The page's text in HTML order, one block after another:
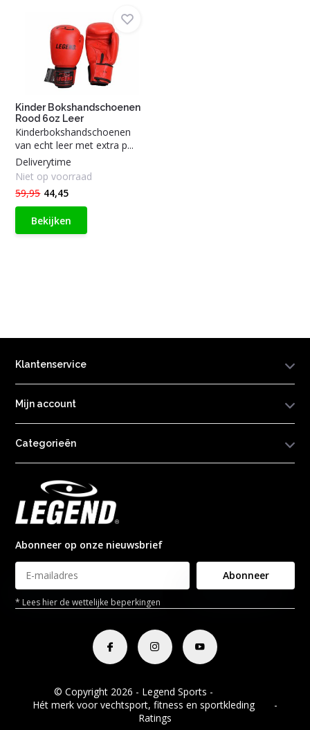
Kinder Bokshandschoenen
Rood 6oz Leer
Kinderbokshandschoenen
van echt leer met extra p...
Deliverytime
Niet op voorraad
59,95 44,45
Bekijken
Klantenservice
Mijn account
Categorieën
Abonneer op onze nieuwsbrief
Abonneer
* Lees hier de wettelijke beperkingen
© Copyright 2026 - Legend Sports -
Hét merk voor vechtsport, fitness en sportkleding
-
Ratings